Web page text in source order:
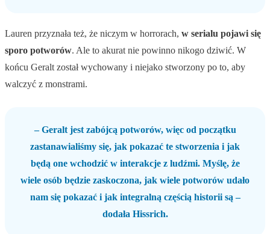
Lauren przyznała też, że niczym w horrorach, w serialu pojawi się
sporo potworów. Ale to akurat nie powinno nikogo dziwić. W
końcu Geralt został wychowany i niejako stworzony po to, aby
walczyć z monstrami.
– Geralt jest zabójcą potworów, więc od początku
zastanawialiśmy się, jak pokazać te stworzenia i jak
będą one wchodzić w interakcje z ludźmi. Myślę, że
wiele osób będzie zaskoczona, jak wiele potworów udało
nam się pokazać i jak integralną częścią historii są –
dodała Hissrich.